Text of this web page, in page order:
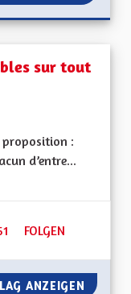
sur tout
proposition :
d’entre...
51 FOLLOWER
FOLGEN
DÉVELOPPER LES
ANZEIGEN